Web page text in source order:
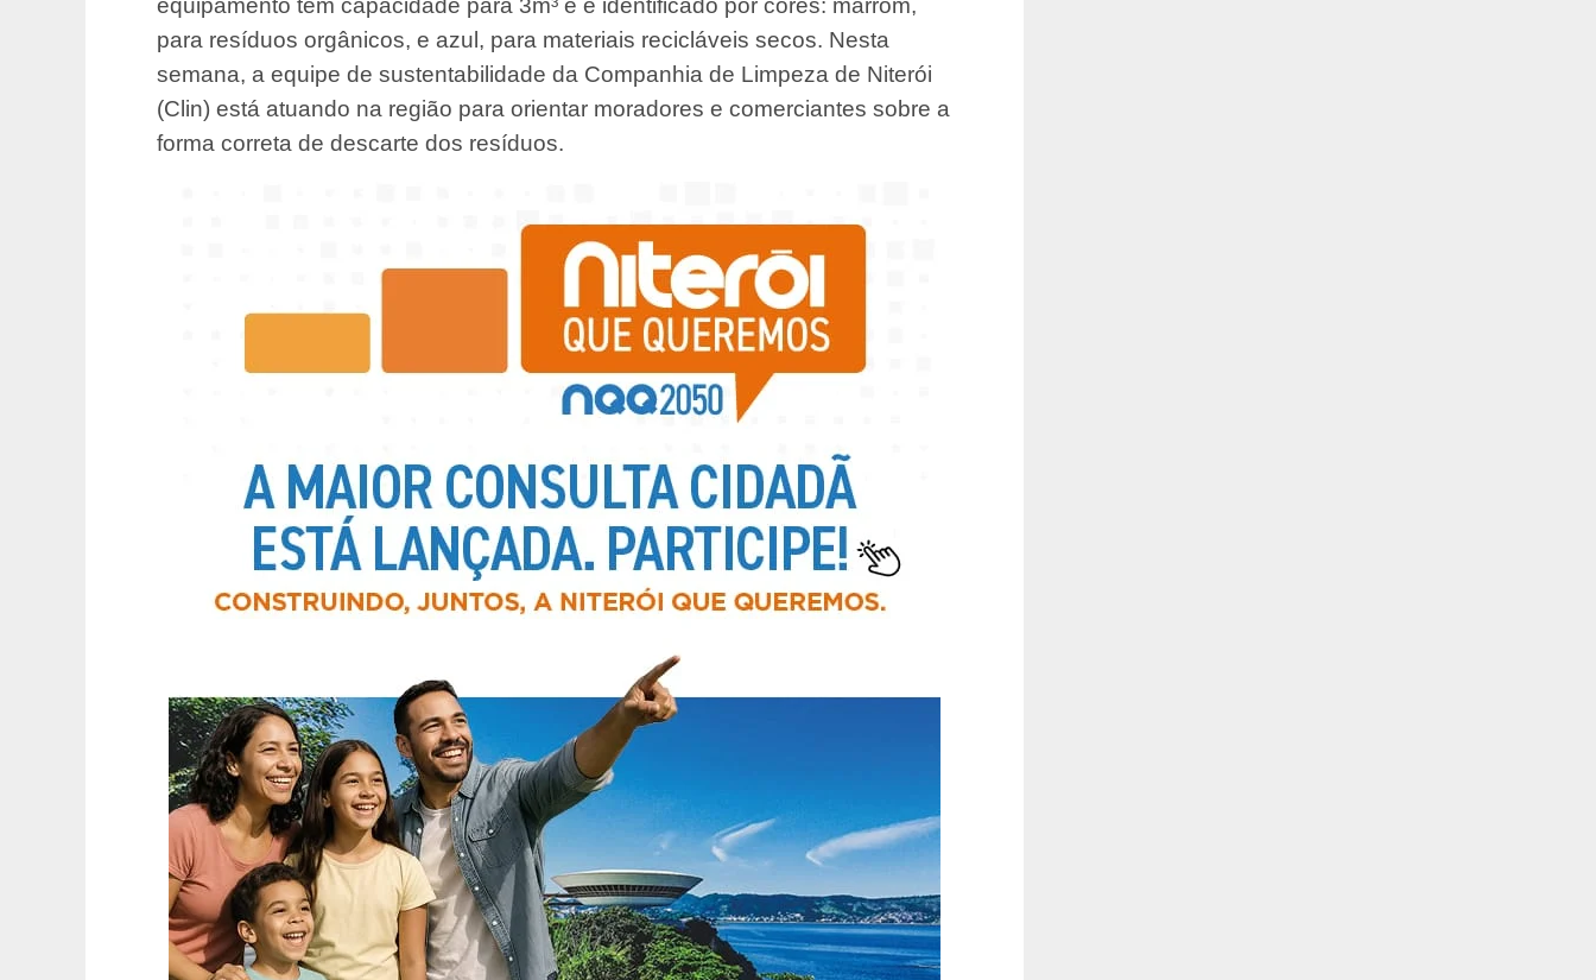
equipamento tem capacidade para 3m³ e é identificado por cores: marrom,
para resíduos orgânicos, e azul, para materiais recicláveis secos. Nesta
semana, a equipe de sustentabilidade da Companhia de Limpeza de Niterói
(Clin) está atuando na região para orientar moradores e comerciantes sobre a
forma correta de descarte dos resíduos.